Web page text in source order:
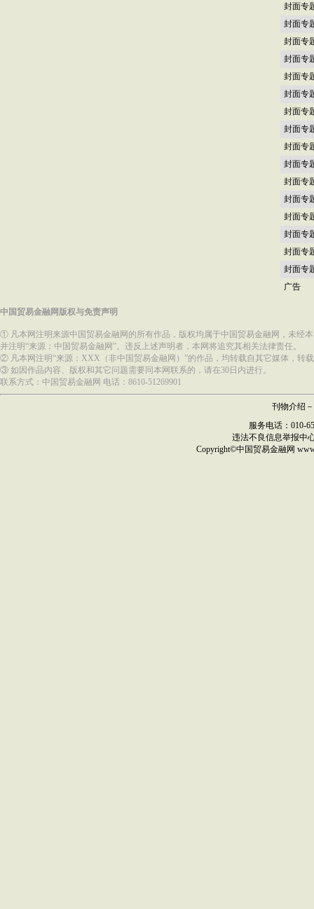
封面专
封面专
封面专
封面专
封面专
封面专
封面专
封面专
封面专
封面专
封面专
封面专
封面专
封面专
封面专
封面专
广告
中国贸易金融网版权与免责声明
① 凡本网注明来源中国贸易金融网的所有作品，版权均属于中国贸易金融网，未经
并注明“来源：中国贸易金融网”。违反上述声明者，本网将追究其相关法律责任。
② 凡本网注明“来源：XXX（非中国贸易金融网）”的作品，均转载自其它媒体，转
③ 如因作品内容、版权和其它问题需要同本网联系的，请在30日内进行。
联系方式：中国贸易金融网 电话：8610-51269901
刊物介绍 －
服务电话：010-
违法不良信息举报中
Copyright©中国贸易金融网